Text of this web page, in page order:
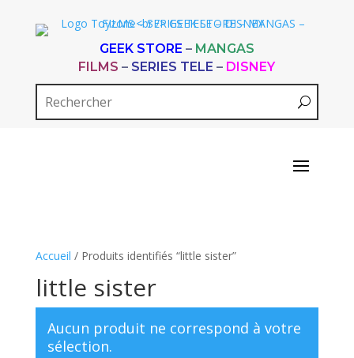
GEEK STORE – MANGAS
FILMS – SERIES TELE – DISNEY
Accueil / Produits identifiés “little sister”
little sister
Aucun produit ne correspond à votre
sélection.